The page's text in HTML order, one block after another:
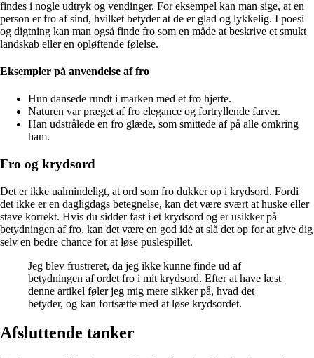
findes i nogle udtryk og vendinger. For eksempel kan man sige, at en
person er fro af sind, hvilket betyder at de er glad og lykkelig. I poesi
og digtning kan man også finde fro som en måde at beskrive et smukt
landskab eller en opløftende følelse.
Eksempler på anvendelse af fro
Hun dansede rundt i marken med et fro hjerte.
Naturen var præget af fro elegance og fortryllende farver.
Han udstrålede en fro glæde, som smittede af på alle omkring
ham.
Fro og krydsord
Det er ikke ualmindeligt, at ord som fro dukker op i krydsord. Fordi
det ikke er en dagligdags betegnelse, kan det være svært at huske eller
stave korrekt. Hvis du sidder fast i et krydsord og er usikker på
betydningen af ​​fro, kan det være en god idé at slå det op for at give dig
selv en bedre chance for at løse puslespillet.
Jeg blev frustreret, da jeg ikke kunne finde ud af
betydningen af ordet fro i mit krydsord. Efter at have læst
denne artikel føler jeg mig mere sikker på, hvad det
betyder, og kan fortsætte med at løse krydsordet.
Afsluttende tanker